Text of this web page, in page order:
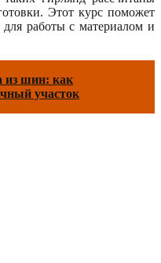
Этот курс поможет
работы с материалом и
из шин: как
участок